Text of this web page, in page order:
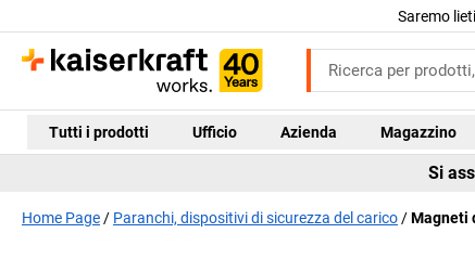
Saremo
Tutti i prodotti Ufficio Azienda Magazzino
Si
Home Page Paranchi, dispositivi di sicurezza del carico Magneti